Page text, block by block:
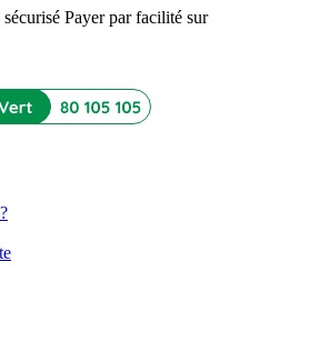
Payer par facilité sur